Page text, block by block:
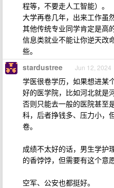
程等，不要走人工智能）。
大学再卷几年，出来工作虽
其他传统专业同学肯定是高的
信息类就业不能让你逆天改
些。
stardustree Jun 12, 2024
学医很卷学历，如果想进某
好的医学院，比如河北就是
否则只能去一般的医院甚至
科，后者挣钱多、压力小，
卷。
成绩不太好的话，男生学护
的香饽饽，但需要有这个意愿
空军、公安也都挺好。